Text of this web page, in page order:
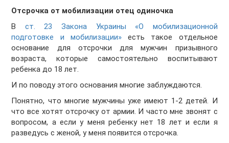
Отсрочка от мобилизации отец одиночка
В ст. 23 Закона Украины «О мобилизационной
подготовке и мобилизации»есть такое отдельное
основание для отсрочки для мужчин призывного
возраста, которые самостоятельно воспитывают
ребенка до 18 лет.
И по поводу этого основания многие заблуждаются.
Понятно, что многие мужчины уже имеют 1-2 детей. И
что все хотят отсрочку от армии. И часто мне звонят с
вопросом, а если у меня ребенку нет 18 лет и если я
разведусь с женой, у меня появится отсрочка.